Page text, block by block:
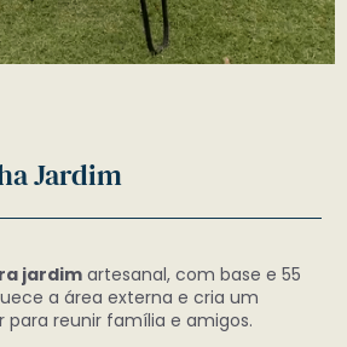
Jardim
jardim artesanal, com base e 55
a área externa e cria um
reunir família e amigos.